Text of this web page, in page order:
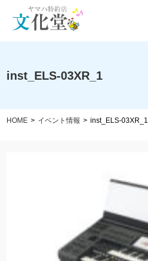
inst_ELS-03XR_1
HOME イベント情報 inst_ELS-03XR_1